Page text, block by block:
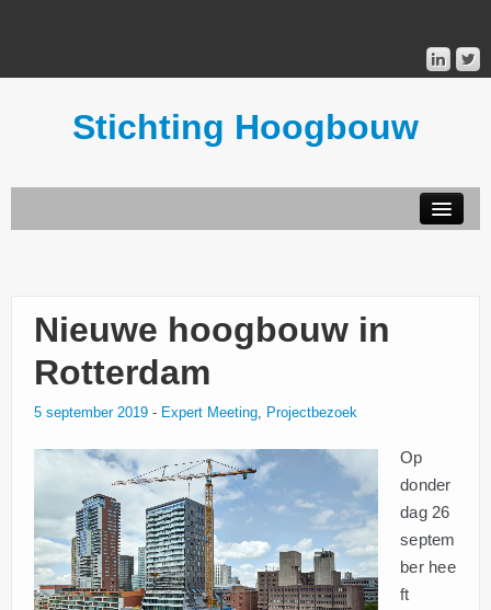
Stichting Hoogbouw
MAILINGLIST
Nieuwe hoogbouw in
Rotterdam
5 september 2019 - Expert Meeting, Projectbezoek
Op
donder
dag 26
septem
ber hee
ft